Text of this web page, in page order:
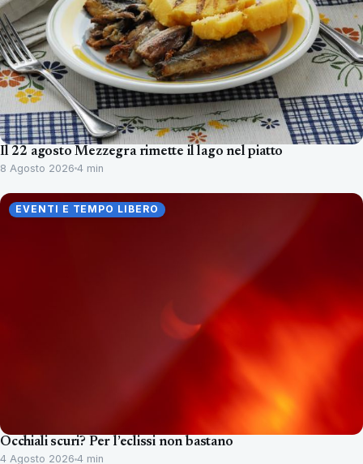
Il 22 agosto Mezzegra rimette il lago nel piatto
8 Agosto 2026 4 min
EVENTI E TEMPO LIBERO
Occhiali scuri? Per l’eclissi non bastano
4 Agosto 2026 4 min